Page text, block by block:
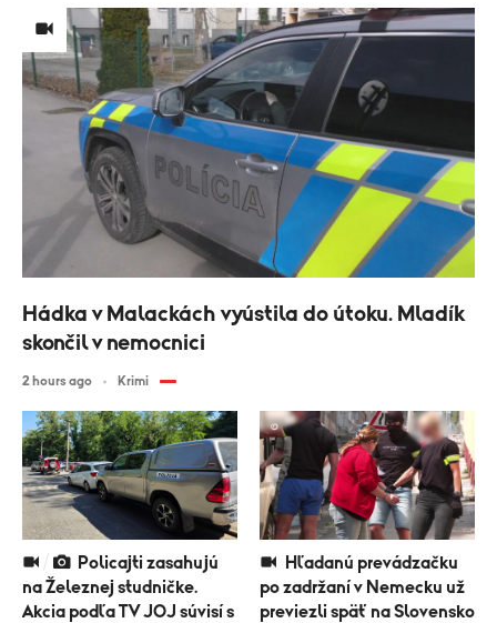
Hádka v Malackách vyústila do útoku. Mladík
skončil v nemocnici
2 hours ago Krimi
na Železnej studničke.
Akcia podľa TV JOJ súvisí s
po zadržaní v Nemecku už
previezli späť na Slovensko